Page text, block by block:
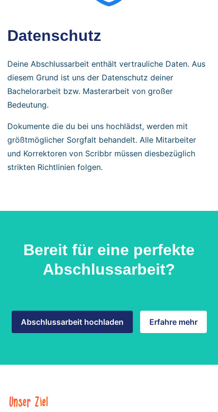
Datenschutz
Deine Abschlussarbeit enthält vertrauliche Daten. Aus
diesem Grund ist uns der Datenschutz deiner
Bachelorarbeit bzw. Masterarbeit von großer
Bedeutung.
Dokumente die du bei uns hochlädst, werden mit
größtmöglicher Sorgfalt behandelt. Alle Mitarbeiter
und Korrektoren von Scribbr müssen diesbezüglich
strikten Richtlinien folgen.
Bereit für eine perfekte
Abschlussarbeit?
Abschlussarbeit hochladen Erfahre mehr